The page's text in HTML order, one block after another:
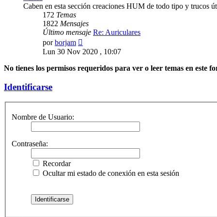
Caben en esta sección creaciones HUM de todo tipo y trucos
172 Temas
1822 Mensajes
Último mensaje Re: Auriculares
porborjam
último
mensaje
Lun 30 Nov 2020 , 10:07
No tienes los permisos requeridos para ver o leer temas en este
Identificarse
Nombre de Usuario:
Contraseña:
Recordar
Ocultar mi estado de conexión en esta sesión